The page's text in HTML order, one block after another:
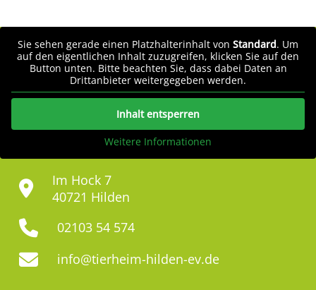
Sie sehen gerade einen Platzhalterinhalt von Standard. Um
auf den eigentlichen Inhalt zuzugreifen, klicken Sie auf den
Button unten. Bitte beachten Sie, dass dabei Daten an
Drittanbieter weitergegeben werden.
Inhalt entsperren
Weitere Informationen
Im Hock 7
40721 Hilden
02103 54 574
info@tierheim-hilden-ev.de